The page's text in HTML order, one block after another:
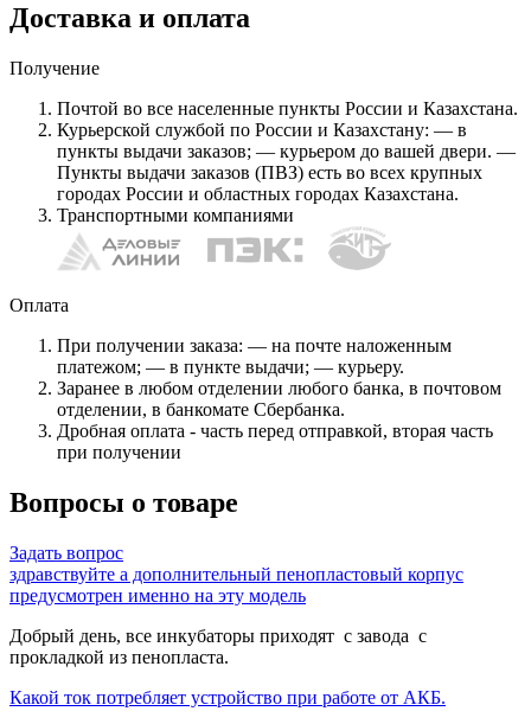
Доставка и оплата
Получение
Почтой во все населенные пункты России и Казахстана.
Курьерской службой по России и Казахстану: — в
пункты выдачи заказов; — курьером до вашей двери. —
Пункты выдачи заказов (ПВЗ) есть во всех крупных
городах России и областных городах Казахстана.
Транспортными компаниями
Оплата
При получении заказа: — на почте наложенным
платежом; — в пункте выдачи; — курьеру.
Заранее в любом отделении любого банка, в почтовом
отделении, в банкомате Сбербанка.
Дробная оплата - часть перед отправкой, вторая часть
при получении
Вопросы о товаре
Задать вопрос
здравствуйте а дополнительный пенопластовый корпус
предусмотрен именно на эту модель
Добрый день, все инкубаторы приходят с завода с
прокладкой из пенопласта.
Какой ток потребляет устройство при работе от АКБ.